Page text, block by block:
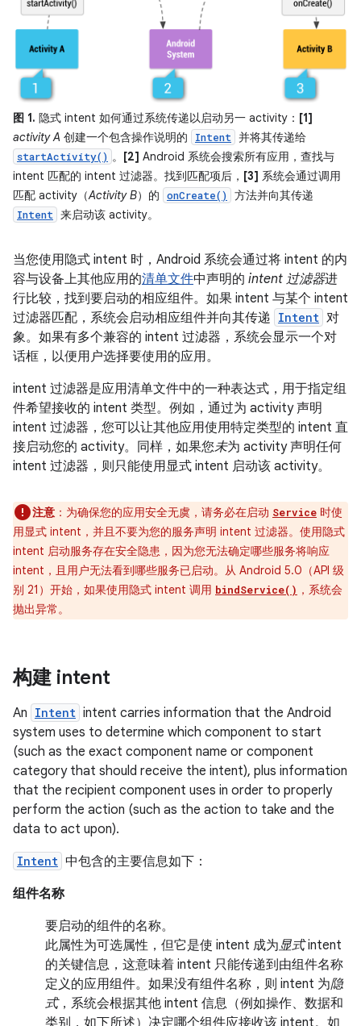
图 1. 隐式 intent 如何通过系统传递以启动另一 activity： [1]
activity A 创建一个包含操作说明的 Intent 并将其传递给
startActivity() 。 [2] Android 系统会搜索所有应用，查找与
intent 匹配的 intent 过滤器。找到匹配项后， [3] 系统会通过调用
匹配 activity（Activity B）的 onCreate() 方法并向其传递
Intent 来启动该 activity。
当您使用隐式 intent 时，Android 系统会通过将 intent 的内
容与设备上其他应用的清单文件中声明的 intent 过滤器进
行比较，找到要启动的相应组件。如果 intent 与某个 intent
过滤器匹配，系统会启动相应组件并向其传递 Intent 对
象。如果有多个兼容的 intent 过滤器，系统会显示一个对
话框，以便用户选择要使用的应用。
intent 过滤器是应用清单文件中的一种表达式，用于指定组
件希望接收的 intent 类型。例如，通过为 activity 声明
intent 过滤器，您可以让其他应用使用特定类型的 intent 直
接启动您的 activity。同样，如果您未为 activity 声明任何
intent 过滤器，则只能使用显式 intent 启动该 activity。
注意 ：为确保您的应用安全无虞，请务必在启动 Service 时使
用显式 intent，并且不要为您的服务声明 intent 过滤器。使用隐式
intent 启动服务存在安全隐患，因为您无法确定哪些服务将响应
intent，且用户无法看到哪些服务已启动。从 Android 5.0（API 级
别 21）开始，如果使用隐式 intent 调用 bindService() ，系统会
抛出异常。
构建 intent
An Intent intent carries information that the Android
system uses to determine which component to start
(such as the exact component name or component
category that should receive the intent), plus information
that the recipient component uses in order to properly
perform the action (such as the action to take and the
data to act upon).
Intent 中包含的主要信息如下：
组件名称
要启动的组件的名称。
此属性为可选属性，但它是使 intent 成为显式intent
的关键信息，这意味着 intent 只能传递到由组件名称
定义的应用组件。如果没有组件名称，则 intent 为隐
式，系统会根据其他 intent 信息（例如操作、数据和
类别，如下所述）决定哪个组件应接收该 intent。如